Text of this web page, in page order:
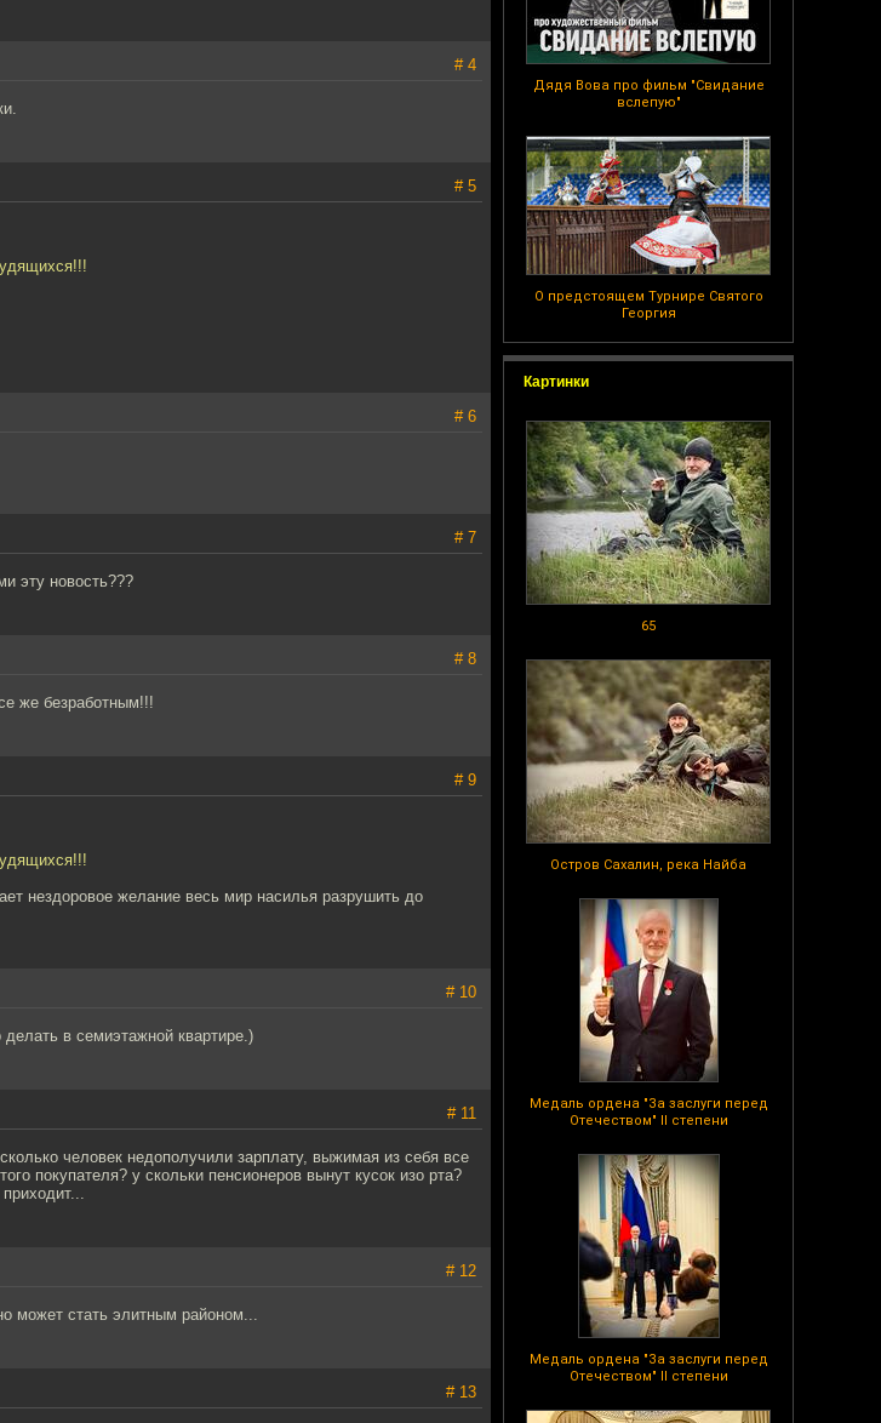
Дядя Вова про фильм "Свидание
вслепую"
О предстоящем Турнире Святого
Георгия
Картинки
65
Остров Сахалин, река Найба
Медаль ордена "За заслуги перед
Отечеством" II степени
Медаль ордена "За заслуги перед
Отечеством" II степени
# 4
# 5
# 6
# 7
эту новость???
# 8
же безработным!!!
# 9
нездоровое желание весь мир насилья разрушить до
# 10
в семиэтажной квартире.)
# 11
человек недополучили зарплату, выжимая из себя все
покупателя? у скольки пенсионеров вынут кусок изо рта?
# 12
может стать элитным районом...
# 13